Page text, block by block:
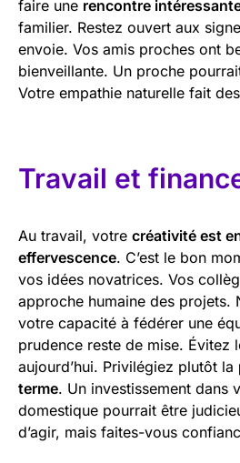
faire une rencontre
familier. Restez ouvert aux
envoie. Vos amis proches ont
bienveillante. Un proche
Votre empathie naturelle fait
Travail et
Au travail, votre créativité est
effervescence. C’est le bon
vos idées novatrices. Vos
approche humaine des projets.
votre capacité à fédérer une
prudence reste de mise. Évitez
aujourd’hui. Privilégiez plutôt la
terme. Un investissement dans
domestique pourrait être
d’agir, mais faites-vous